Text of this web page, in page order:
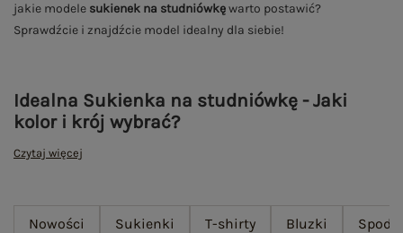
jakie modele sukienek na studniówkęwarto postawić?
Sprawdźcie i znajdźcie model idealny dla siebie!
Idealna Sukienka na studniówkę - Jaki
kolor i krój wybrać?
Czytaj więcej
Nowości Sukienki T-shirty Bluzki